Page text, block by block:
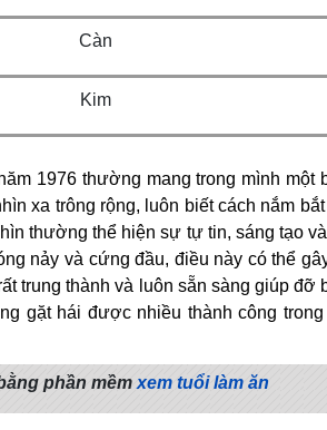
Càn
Kim
1976 thường mang trong mình một
xa trông rộng, luôn biết cách nắm
thường thể hiện sự tự tin, sáng tạo
nảy và cứng đầu, điều này có thể
trung thành và luôn sẵn sàng giúp đỡ
gặt hái được nhiều thành công
phần mềm xem tuổi làm ăn